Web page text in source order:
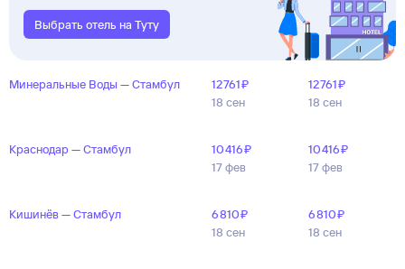
Выбрать отель на Туту
Минеральные Воды — Стамбул
12 ⁠761 ⁠₽
18 сен
12 ⁠761 ⁠₽
18 сен
Краснодар — Стамбул
10 ⁠416 ⁠₽
17 фев
10 ⁠416 ⁠₽
17 фев
Кишинёв — Стамбул
6 ⁠810 ⁠₽
18 сен
6 ⁠810 ⁠₽
18 сен